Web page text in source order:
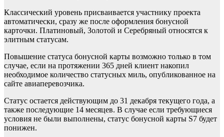
Классический уровень присваивается участнику проекта
автоматически, сразу же после оформления бонусной
карточки. Платиновый, Золотой и Серебряный относятся к
элитным статусам.
Повышение статуса бонусной карты возможно только в том
случае, если на протяжении 365 дней клиент накопил
необходимое количество статусных миль, опубликованное на
сайте авиаперевозчика.
Статус остается действующим до 31 декабря текущего года, а
также последующие 14 месяцев. В случае если требующиеся
условия не были выполнены, статус бонусной карты S7 будет
понижен.